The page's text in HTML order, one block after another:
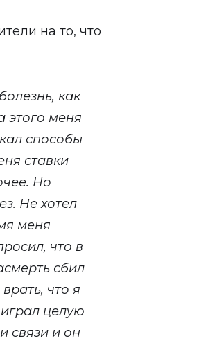
на то, что
как
этого меня
способы
ставки
Но
Не хотел
меня
что в
сбил
что я
целую
связи и он